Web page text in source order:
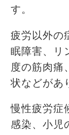
す。
疲労以外の
眠障害、リ
度の筋肉痛
状などがあ
慢性疲労症
感染、小児